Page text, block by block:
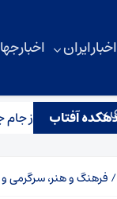
اخبار ایران اخبار
دهکده آفتاب
پس از جام جهانی /
/ فرهنگ و هنر، سرگرمی